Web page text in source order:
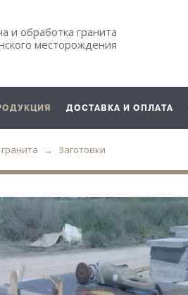
и обработка гранита
месторождения
ДОСТАВКА И ОПЛАТА
Заготовки